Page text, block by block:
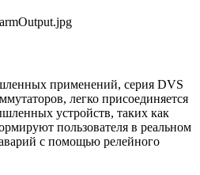
применений, серия DVS
легко присоединяется
устройств, таких как
пользователя в реальном
с помощью релейного